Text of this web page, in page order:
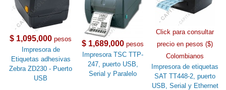
$ 1,095,000 pesos
Impresora de
Etiquetas adhesivas
Zebra ZD230 - Puerto
USB
$ 1,689,000 pesos
Impresora TSC TTP-
247, puerto USB,
Serial y Paralelo
Click para consultar
precio en pesos ($)
Colombianos
Impresora de etiquetas
SAT TT448-2, puerto
USB, Serial y Ethernet